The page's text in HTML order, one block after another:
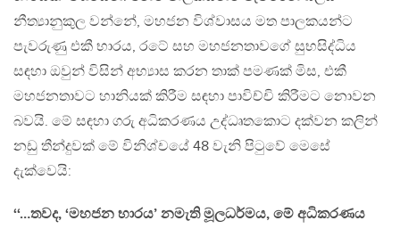
නීත්‍යානුකුල වන්නේ, මහජන විශ්වාසය මත පාලකයන්ට
පැවරුණු එකී භාරය, රටේ සහ මහජනතාවගේ සුභසිද්ධිය
සඳහා ඔවුන් විසින් අභ්‍යාස කරන තාක් පමණක් මිස, එකී
මහජනතාවට හානියක් කිරීම සඳහා පාවිච්චි කිරීමට නොවන
බවයි. මේ සඳහා ගරු අධිකරණය උද්ධෘතකොට දක්වන කලින්
නඩු තීන්දුවක් මේ විනිශ්චයේ 48 වැනි පිටුවේ මෙසේ
දැක්වෙයි:
‘‘…තවද, ‘මහජන භාරය’ නමැති මූලධර්මය, මේ අධිකරණය